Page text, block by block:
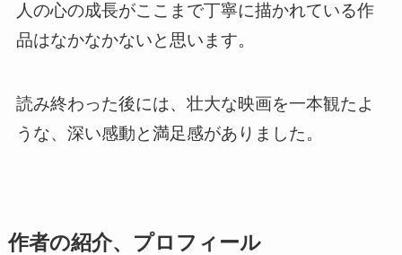
人の心の成長がここまで丁寧に描かれている作
品はなかなかないと思います。
読み終わった後には、壮大な映画を一本観たよ
うな、深い感動と満足感がありました。
作者の紹介、プロフィール